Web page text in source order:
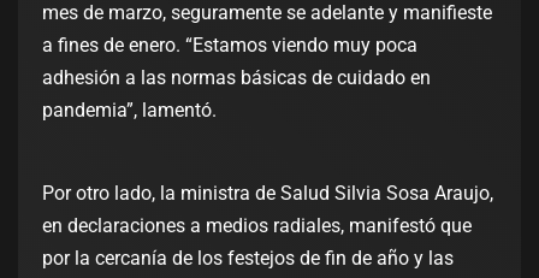
mes de marzo, seguramente se adelante y manifieste
a fines de enero. “Estamos viendo muy poca
adhesión a las normas básicas de cuidado en
pandemia”, lamentó.
Por otro lado, la ministra de Salud Silvia Sosa Araujo,
en declaraciones a medios radiales, manifestó que
por la cercanía de los festejos de fin de año y las